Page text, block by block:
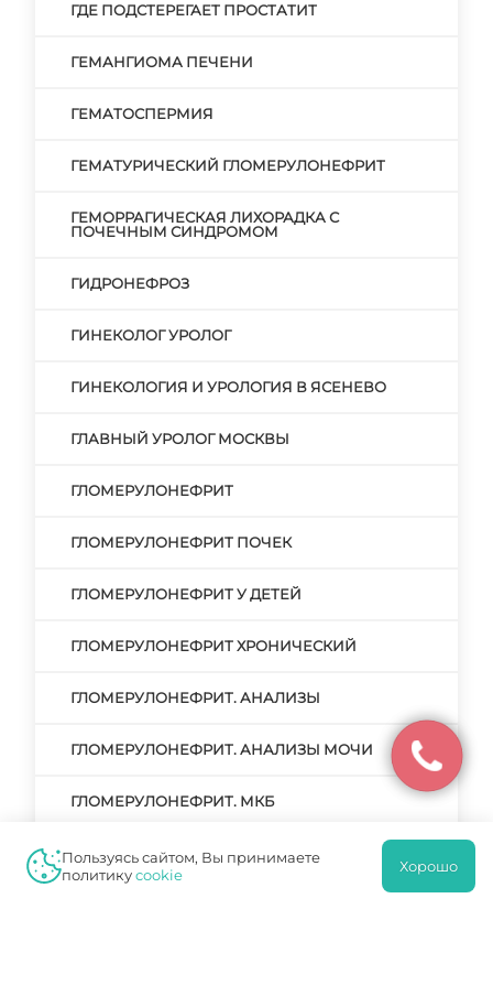
ГДЕ ПОДСТЕРЕГАЕТ ПРОСТАТИТ
ГЕМАНГИОМА ПЕЧЕНИ
ГЕМАТОСПЕРМИЯ
ГЕМАТУРИЧЕСКИЙ ГЛОМЕРУЛОНЕФРИТ
ГЕМОРРАГИЧЕСКАЯ ЛИХОРАДКА С
ПОЧЕЧНЫМ СИНДРОМОМ
ГИДРОНЕФРОЗ
ГИНЕКОЛОГ УРОЛОГ
ГИНЕКОЛОГИЯ И УРОЛОГИЯ В ЯСЕНЕВО
ГЛАВНЫЙ УРОЛОГ МОСКВЫ
ГЛОМЕРУЛОНЕФРИТ
ГЛОМЕРУЛОНЕФРИТ ПОЧЕК
ГЛОМЕРУЛОНЕФРИТ У ДЕТЕЙ
ГЛОМЕРУЛОНЕФРИТ ХРОНИЧЕСКИЙ
ГЛОМЕРУЛОНЕФРИТ. АНАЛИЗЫ
ГЛОМЕРУЛОНЕФРИТ. АНАЛИЗЫ МОЧИ
ГЛОМЕРУЛОНЕФРИТ. МКБ
ГЛОМЕРУЛОНЕФРИТ. МОЧА
Пользуясь сайтом, Вы принимаете
политикуcookie Хорошо